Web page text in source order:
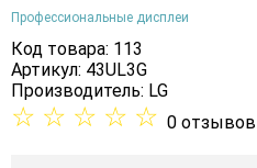
Профессиональные дисплеи
Код товара: 113
Артикул: 43UL3G
Производитель: LG
☆ ☆ ☆ ☆ ☆ 0 отзывов